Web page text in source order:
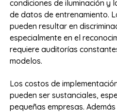
condiciones de iluminación y
de datos de entrenamiento.
pueden resultar en
especialmente en el
requiere auditorías
modelos.
Los costos de
pueden ser sustanciales,
pequeñas empresas.